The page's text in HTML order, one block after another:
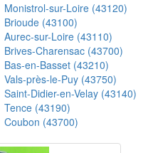
Monistrol-sur-Loire (43120)
Brioude (43100)
Aurec-sur-Loire (43110)
Brives-Charensac (43700)
Bas-en-Basset (43210)
Vals-près-le-Puy (43750)
Saint-Didier-en-Velay (43140)
Tence (43190)
Coubon (43700)